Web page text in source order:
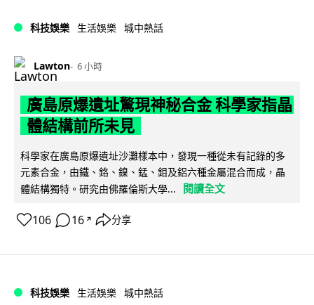
科技娛樂 生活娛樂 城中熱話
Lawton 6 小時
廣島原爆遺址驚現神秘合金 科學家指晶
體結構前所未見
科學家在廣島原爆遺址沙灘樣本中，發現一種從未有記錄的多
元素合金，由鐵、鉻、鎳、錳、鉬及鋁六種金屬混合而成，晶
體結構獨特。研究由佛羅倫斯大學...
閱讀全文
106 16 ↗ 分享
科技娛樂 生活娛樂 城中熱話